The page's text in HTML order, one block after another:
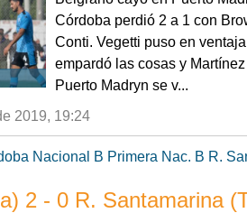
Córdoba perdió 2 a 1 con
Conti. Vegetti puso en
empardó las cosas y
Puerto Madryn se v...
2019, 19:24
Nacional B Primera Nac. B R.
2 - 0 R. Santamarina